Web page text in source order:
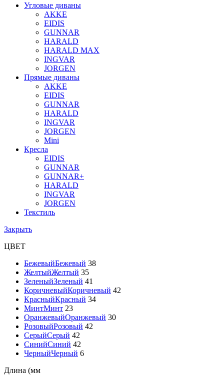
Угловые диваны
AKKE
EIDIS
GUNNAR
HARALD
HARALD MAX
INGVAR
JORGEN
Прямые диваны
AKKE
EIDIS
GUNNAR
HARALD
INGVAR
JORGEN
Mini
Кресла
EIDIS
GUNNAR
GUNNAR+
HARALD
INGVAR
JORGEN
Текстиль
Закрыть
ЦВЕТ
БежевыйБежевый 38
ЖелтыйЖелтый 35
ЗеленыйЗеленый 41
КоричневыйКоричневый 42
КрасныйКрасный 34
МинтМинт 23
ОранжевыйОранжевый 30
РозовыйРозовый 42
СерыйСерый 42
СинийСиний 42
ЧерныйЧерный 6
Длина (мм